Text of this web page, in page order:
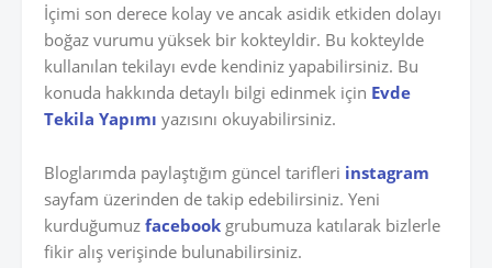
İçimi son derece kolay ve ancak asidik etkiden dolayı
boğaz vurumu yüksek bir kokteyldir. Bu kokteylde
kullanılan tekilayı evde kendiniz yapabilirsiniz. Bu
konuda hakkında detaylı bilgi edinmek için Evde
Tekila Yapımı yazısını okuyabilirsiniz.
Bloglarımda paylaştığım güncel tarifleri instagram
sayfam üzerinden de takip edebilirsiniz. Yeni
kurduğumuz facebook grubumuza katılarak bizlerle
fikir alış verişinde bulunabilirsiniz.